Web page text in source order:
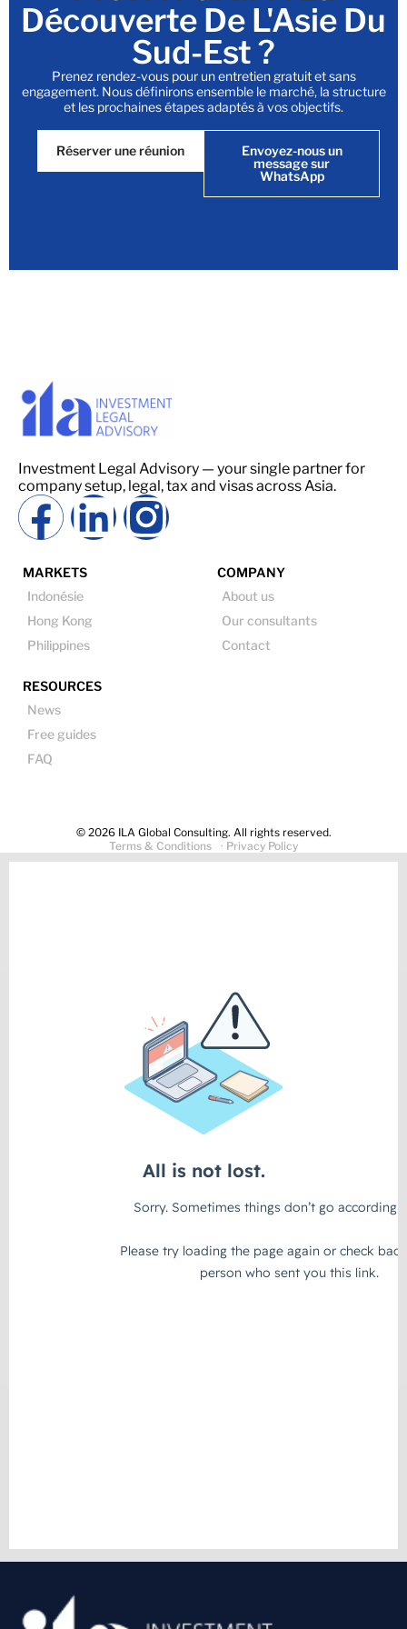
Découverte De L'Asie Du
Sud-Est ?
Prenez rendez-vous pour un entretien gratuit et sans
engagement. Nous définirons ensemble le marché, la structure
et les prochaines étapes adaptés à vos objectifs.
Réserver une réunion
Envoyez-nous un
message sur
WhatsApp
Investment Legal Advisory — your single partner for
company setup, legal, tax and visas across Asia.
MARKETS
Indonésie
Hong Kong
Philippines
COMPANY
About us
Our consultants
Contact
RESOURCES
News
Free guides
FAQ
© 2026 ILA Global Consulting. All rights reserved.
Terms & Conditions
· Privacy Policy